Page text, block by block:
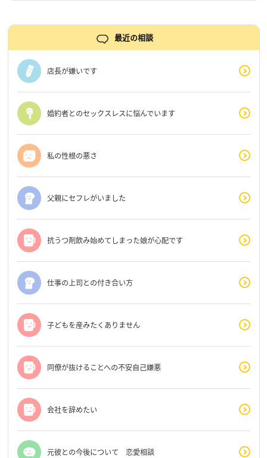
最近の相談
店長が嫌いです
婚約者とのセックスレスに悩んでいます
私の性根の悪さ
父親にセフレがいました
抗うつ剤飲み始めてしまった娘が心配です
仕事の上司との付き合い方
子どもを産みたくありません
同僚が抜けることへの不安自己嫌悪
会社を辞めたい
元彼との今後について 恋愛相談